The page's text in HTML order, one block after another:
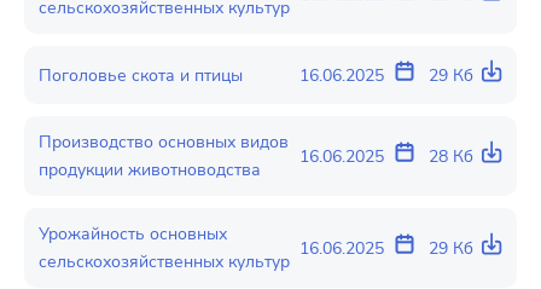
сельскохозяйственных культур
Поголовье скота и птицы 16.06.2025 29 Кб
Производство основных видов
продукции животноводства
16.06.2025 28 Кб
Урожайность основных
сельскохозяйственных культур
16.06.2025 29 Кб